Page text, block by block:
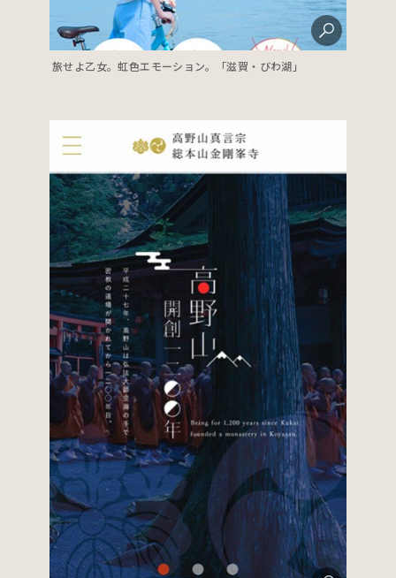
旅せよ乙女。虹色エモーション。「滋賀・びわ湖」